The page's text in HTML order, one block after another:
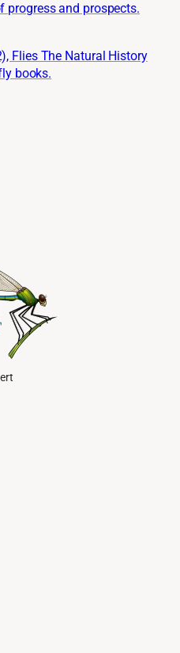
progress and prospects.
Flies The Natural History
books.